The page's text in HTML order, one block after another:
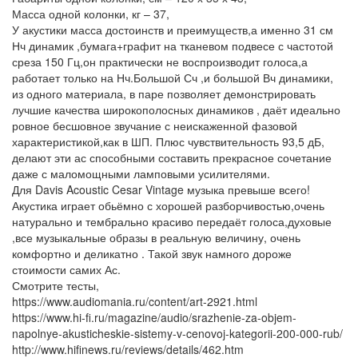
Масса одной колонки, кг – 37,
У акустики масса достоинств и преимуществ,а именно 31 см
Нч динамик ,бумага+графит на тканевом подвесе с частотой
среза 150 Гц,он практически не воспроизводит голоса,а
работает только на Нч.Большой Сч ,и большой Вч динамики,
из одного материала, в паре позволяет демонстрировать
лучшие качества широкополосных динамиков , даёт идеально
ровное бесшовное звучание с неискаженной фазовой
характеристикой,как в ШП. Плюс чувствительность 93,5 дБ,
делают эти ас способными составить прекрасное сочетание
даже с маломощными ламповыми усилителями.
Для Davis Acoustic Cesar Vintage музыка превыше всего!
Акустика играет обьёмно с хорошей разборчивостью,очень
натурально и тембрально красиво передаёт голоса,духовые
,все музыкальные образы в реальную величину, очень
комфортно и деликатно . Такой звук намного дороже
стоимости самих Ас.
Смотрите тесты,
https://www.audiomania.ru/content/art-2921.html
https://www.hi-fi.ru/magazine/audio/srazhenie-za-objem-
napolnye-akusticheskie-sistemy-v-cenovoj-kategorii-200-000-rub/
http://www.hifinews.ru/reviews/details/462.htm